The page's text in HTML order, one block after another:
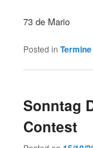
73 de Mario
Posted in Termine
Sonntag
Contest